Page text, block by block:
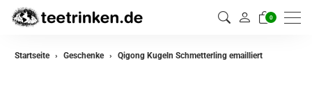
0
Startseite Geschenke Qigong Kugeln Schmetterling emailliert